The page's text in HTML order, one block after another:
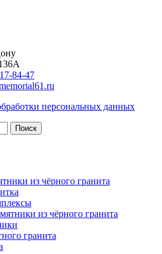
84-47
персональных данных
Поиск
из чёрного гранита
из чёрного гранита
гранита